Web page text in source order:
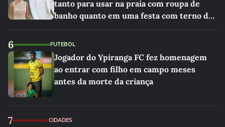
tanto para usar na praia com roupa de
banho quanto em uma festa com terno de
6 FUTEBOL
Jogador do Ypiranga FC fez homenagem
ao entrar com filho em campo meses
antes da morte da criança
7 CIDADES